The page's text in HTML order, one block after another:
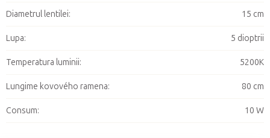
Diametrul lentilei: 15 cm
Lupa: 5 dioptrii
Temperatura luminii: 5200K
Lungime kovového ramena: 80 cm
Consum: 10 W